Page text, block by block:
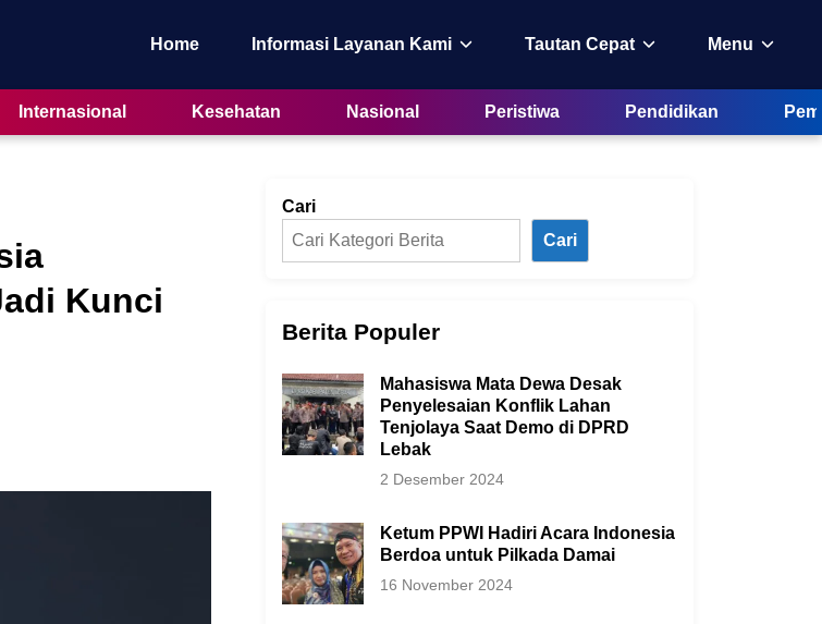
Home Informasi Layanan Kami Tautan Cepat Menu
Internasional Kesehatan Nasional Peristiwa Pendidikan
Kunci
Cari
Cari
Berita Populer
Mahasiswa Mata Dewa Desak
Penyelesaian Konflik Lahan
Tenjolaya Saat Demo di DPRD
Lebak
2 Desember 2024
Ketum PPWI Hadiri Acara Indonesia
Berdoa untuk Pilkada Damai
16 November 2024